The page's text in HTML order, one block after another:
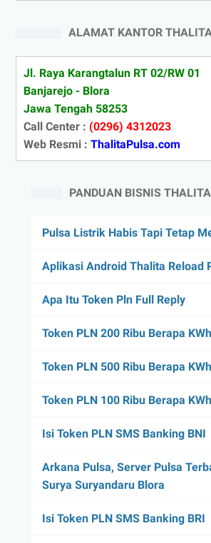
ALAMAT KANTOR
Jl. Raya Karangtalun RT 02/RW 01
Banjarejo - Blora
Jawa Tengah 58253
Call Center : (0296) 4312023
Web Resmi : ThalitaPulsa.com
PANDUAN BISNIS
Pulsa Listrik Habis Tapi Tetap
Aplikasi Android Thalita Reload
Apa Itu Token Pln Full Reply
Token PLN 200 Ribu Berapa KWh
Token PLN 500 Ribu Berapa KWh
Token PLN 100 Ribu Berapa KWh
Isi Token PLN SMS Banking BNI
Arkana Pulsa, Server Pulsa
Surya Suryandaru Blora
Isi Token PLN SMS Banking BRI